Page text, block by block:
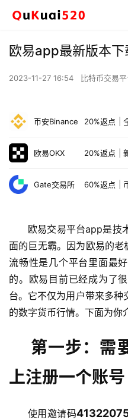
欧易app最新版本下
2023-11-27 16:54 比特币交易
币安Binance 20%返点
欧易OKX 20%返点
Gate交易所 60%返点
欧易交易平台app是技
面的巨无霸。因为欧易的
流畅性是几个平台里面最
的。欧易目前已经成为了
台。它不仅为用户带来多
的数字货币行情。下面为你
第一步：需
上注册一个账号
使用邀请码